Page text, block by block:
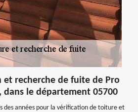
et recherche de fuite de Pro
dans le département 05700
des années pour la vérification de toiture et